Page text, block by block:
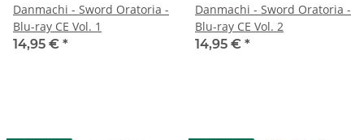
Danmachi - Sword Oratoria -
Blu-ray CE Vol. 1
14,95 € *
Danmachi - Sword Oratoria -
Blu-ray CE Vol. 2
14,95 € *